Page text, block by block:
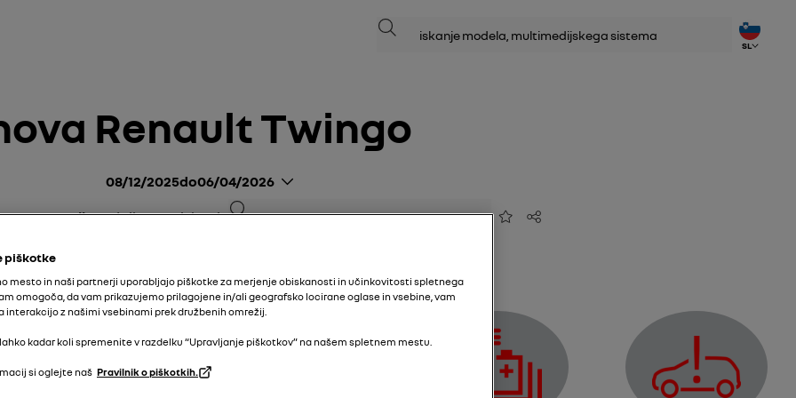
Iskanje
SL
Renault Twingo
08/12/2025do06/04/2026
za opozorilo vodnik v PDF iskanje
Iskanje
Dodaj med priljubljene
Deljenje
piškotke
mesto in naši partnerji uporabljajo piškotke za merjenje obiskanosti in učinkovitosti spletnega
omogoča, da vam prikazujemo prilagojene in/ali geografsko locirane oglase in vsebine, vam
interakcijo z našimi vsebinami prek družbenih omrežij.
kadar koli spremenite v razdelku “Upravljanje piškotkov” na našem spletnem mestu.
si oglejte naš Pravilnik o piškotkih.